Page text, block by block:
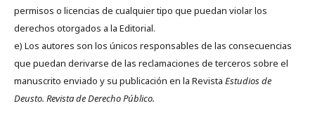
permisos o licencias de cualquier tipo que puedan violar los
derechos otorgados a la Editorial.
e) Los autores son los únicos responsables de las consecuencias
que puedan derivarse de las reclamaciones de terceros sobre el
manuscrito enviado y su publicación en la Revista Estudios de
Deusto. Revista de Derecho Público.